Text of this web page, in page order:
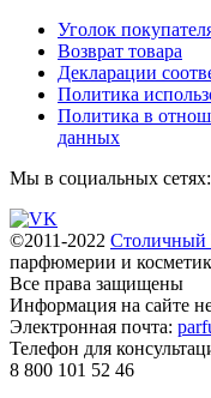
Уголок
Возврат товара
Декларации
Политика
Политика в
данных
Мы в социальных сетях:
©2011-2022
парфюмерии и
Все права защищены
Информация на сайте
Электронная почта:
Телефон для
8 800 101 52 46